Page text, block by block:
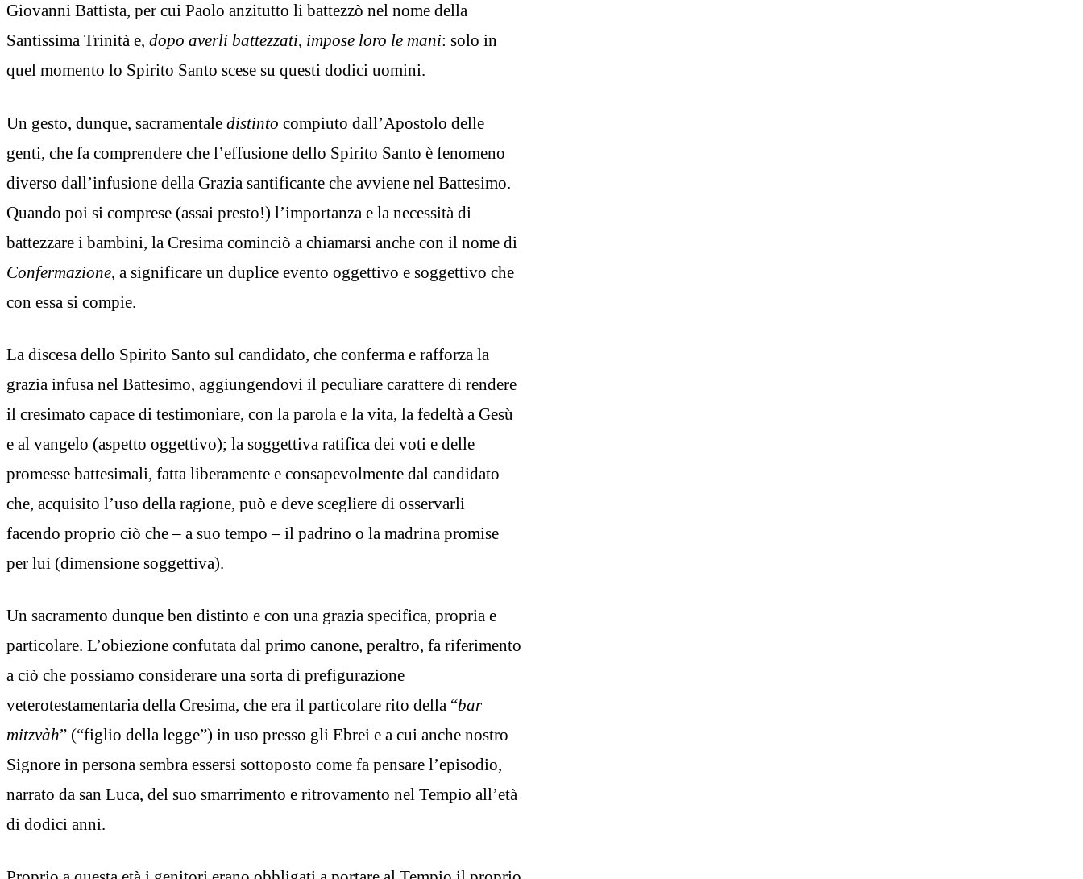
Giovanni Battista, per cui Paolo anzitutto li battezzò nel nome della
Santissima Trinità e, dopo averli battezzati, impose loro le mani: solo in
quel momento lo Spirito Santo scese su questi dodici uomini.
Un gesto, dunque, sacramentale distinto compiuto dall’Apostolo delle
genti, che fa comprendere che l’effusione dello Spirito Santo è fenomeno
diverso dall’infusione della Grazia santificante che avviene nel Battesimo.
Quando poi si comprese (assai presto!) l’importanza e la necessità di
battezzare i bambini, la Cresima cominciò a chiamarsi anche con il nome di
Confermazione , a significare un duplice evento oggettivo e soggettivo che
con essa si compie.
La discesa dello Spirito Santo sul candidato, che conferma e rafforza la
grazia infusa nel Battesimo, aggiungendovi il peculiare carattere di rendere
il cresimato capace di testimoniare, con la parola e la vita, la fedeltà a Gesù
e al vangelo (aspetto oggettivo); la soggettiva ratifica dei voti e delle
promesse battesimali, fatta liberamente e consapevolmente dal candidato
che, acquisito l’uso della ragione, può e deve scegliere di osservarli
facendo proprio ciò che – a suo tempo – il padrino o la madrina promise
per lui (dimensione soggettiva).
Un sacramento dunque ben distinto e con una grazia specifica, propria e
particolare. L’obiezione confutata dal primo canone, peraltro, fa riferimento
a ciò che possiamo considerare una sorta di prefigurazione
veterotestamentaria della Cresima, che era il particolare rito della “bar
mitzvàh” (“figlio della legge”) in uso presso gli Ebrei e a cui anche nostro
Signore in persona sembra essersi sottoposto come fa pensare l’episodio,
narrato da san Luca, del suo smarrimento e ritrovamento nel Tempio all’età
di dodici anni.